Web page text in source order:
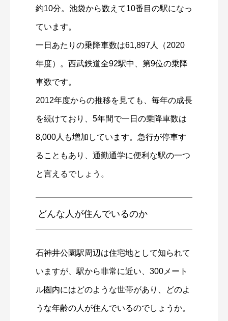
約10分。池袋から数えて10番目の駅になっ
ています。
一日あたりの乗降車数は61,897人（2020
年度）。西武鉄道全92駅中、第9位の乗降
車数です。
2012年度からの推移を見ても、毎年の成長
を続けており、5年間で一日の乗降車数は
8,000人も増加しています。急行が停車す
ることもあり、通勤通学に便利な駅の一つ
と言えるでしょう。
どんな人が住んでいるのか
石神井公園駅周辺は住宅地として知られて
いますが、駅から非常に近い、300メート
ル圏内にはどのような世帯があり、どのよ
うな年齢の人が住んでいるのでしょうか。